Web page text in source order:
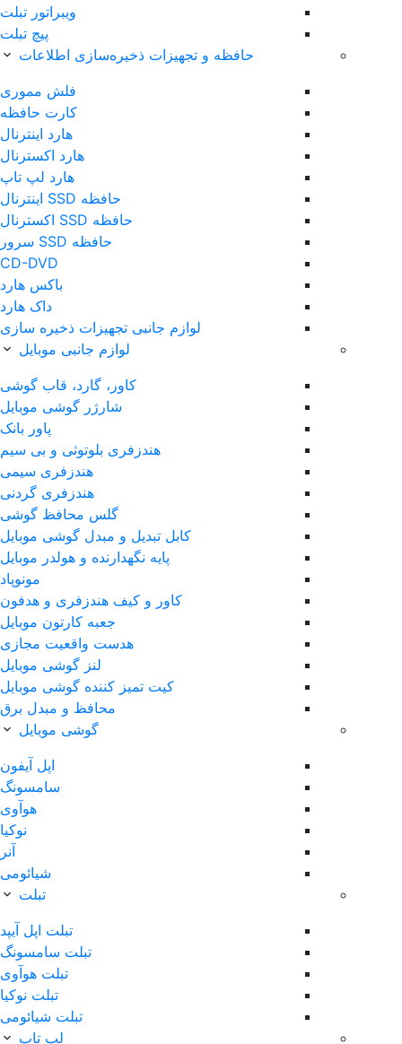
ویبراتور تبلت
پیچ تبلت
حافظه و تجهیزات ذخیره‌سازی اطلاعات
فلش مموری
کارت حافظه
هارد اینترنال
هارد اکسترنال
هارد لپ تاپ
حافظه SSD اینترنال
حافظه SSD اکسترنال
حافظه SSD سرور
CD-DVD
باکس هارد
داک هارد
لوازم جانبی تجهیزات ذخیره سازی
لوازم جانبی موبایل
کاور، گارد، قاب گوشی
شارژر گوشی موبایل
پاور بانک
هندزفری بلوتوثی و بی سیم
هندزفری سیمی
هندزفری گردنی
گلس محافظ گوشی
کابل تبدیل و مبدل گوشی موبایل
پایه نگهدارنده و هولدر موبایل
مونوپاد
کاور و کیف هندزفری و هدفون
جعبه کارتون موبایل
هدست واقعیت مجازی
لنز گوشی موبایل
کیت تمیز کننده گوشی موبایل
محافظ و مبدل برق
گوشی موبایل
اپل آیفون
سامسونگ
هوآوی
نوکیا
آنر
شیائومی
تبلت
تبلت اپل آیپد
تبلت سامسونگ
تبلت هوآوی
تبلت نوکیا
تبلت شیائومی
لپ تاپ